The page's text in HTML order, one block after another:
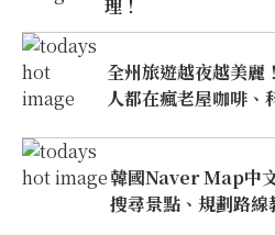
理！
全州旅遊越夜越美麗
人都在瘋老屋咖啡、
韓國Naver Map中
搜尋景點、規劃路